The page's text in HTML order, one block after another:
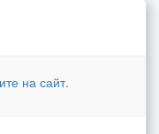
на сайт.